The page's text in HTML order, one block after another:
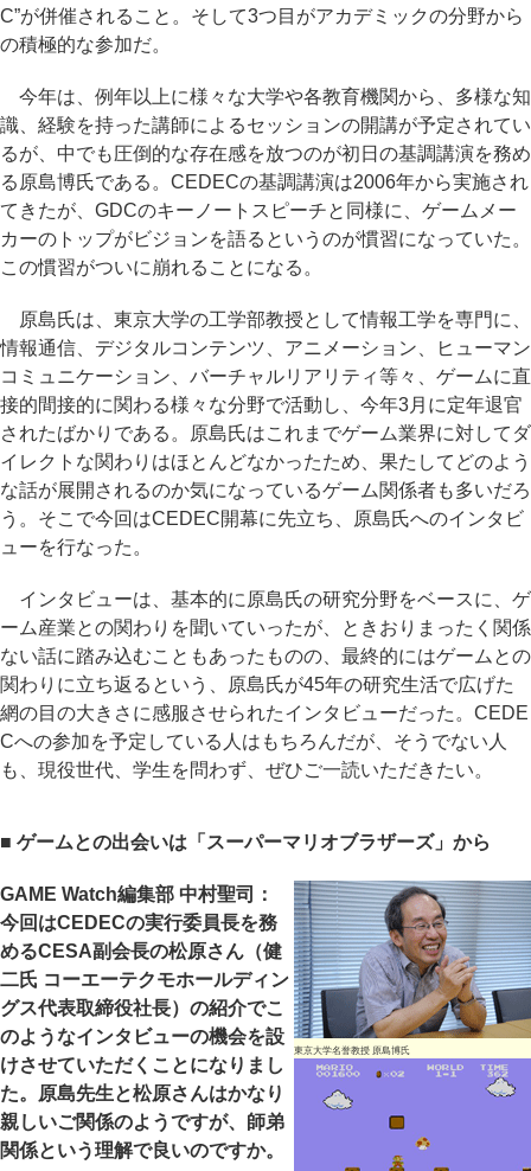
C”が併催されること。そして3つ目がアカデミックの分野から
の積極的な参加だ。
今年は、例年以上に様々な大学や各教育機関から、多様な知
識、経験を持った講師によるセッションの開講が予定されてい
るが、中でも圧倒的な存在感を放つのが初日の基調講演を務め
る原島博氏である。CEDECの基調講演は2006年から実施され
てきたが、GDCのキーノートスピーチと同様に、ゲームメー
カーのトップがビジョンを語るというのが慣習になっていた。
この慣習がついに崩れることになる。
原島氏は、東京大学の工学部教授として情報工学を専門に、
情報通信、デジタルコンテンツ、アニメーション、ヒューマン
コミュニケーション、バーチャルリアリティ等々、ゲームに直
接的間接的に関わる様々な分野で活動し、今年3月に定年退官
されたばかりである。原島氏はこれまでゲーム業界に対してダ
イレクトな関わりはほとんどなかったため、果たしてどのよう
な話が展開されるのか気になっているゲーム関係者も多いだろ
う。そこで今回はCEDEC開幕に先立ち、原島氏へのインタビ
ューを行なった。
インタビューは、基本的に原島氏の研究分野をベースに、ゲ
ーム産業との関わりを聞いていったが、ときおりまったく関係
ない話に踏み込むこともあったものの、最終的にはゲームとの
関わりに立ち返るという、原島氏が45年の研究生活で広げた
網の目の大きさに感服させられたインタビューだった。CEDE
Cへの参加を予定している人はもちろんだが、そうでない人
も、現役世代、学生を問わず、ぜひご一読いただきたい。
■ ゲームとの出会いは「スーパーマリオブラザーズ」から
東京大学名誉教授 原島博氏
GAME Watch編集部 中村聖司：
今回はCEDECの実行委員長を務
めるCESA副会長の松原さん（健
二氏 コーエーテクモホールディン
グス代表取締役社長）の紹介でこ
のようなインタビューの機会を設
けさせていただくことになりまし
た。原島先生と松原さんはかなり
親しいご関係のようですが、師弟
関係という理解で良いのですか。